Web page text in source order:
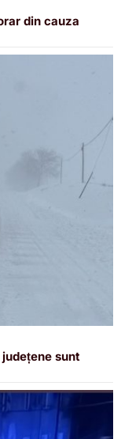
din cauza
sunt